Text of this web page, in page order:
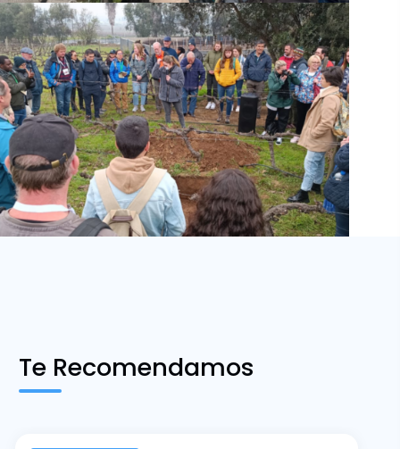
Te Recomendamos